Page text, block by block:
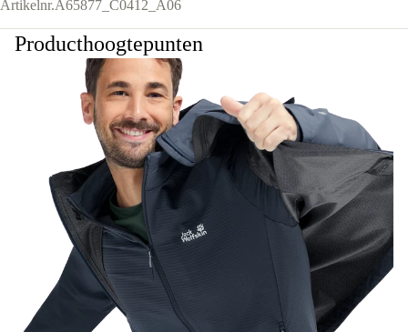
Artikelnr.A65877_C0412_A06
Producthoogtepunten